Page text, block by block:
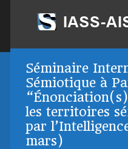
Séminaire
Sémiotique à
les territoires
par
mars)